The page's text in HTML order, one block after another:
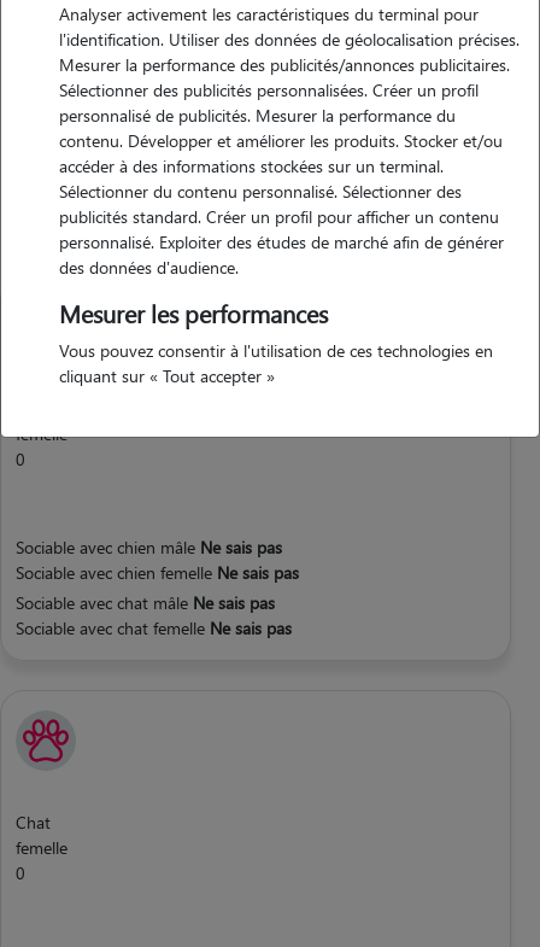
deux chats à la maison, des beaux chat roux, pumkin et marcel... je
me suis également occupé de chat de mes amis. je ne peux pas
prendre les chats à domicile chez moi, mais je peux les garder chez
vous??
Animaux
femelle
0
Sociable avec chien mâle Ne sais pas
Sociable avec chien femelle Ne sais pas
Sociable avec chat mâle Ne sais pas
Sociable avec chat femelle Ne sais pas
Chat
femelle
0
Analyser activement les caractéristiques du terminal pour
l'identification. Utiliser des données de géolocalisation précises.
Mesurer la performance des publicités/annonces publicitaires.
Sélectionner des publicités personnalisées. Créer un profil
personnalisé de publicités. Mesurer la performance du
contenu. Développer et améliorer les produits. Stocker et/ou
accéder à des informations stockées sur un terminal.
Sélectionner du contenu personnalisé. Sélectionner des
publicités standard. Créer un profil pour afficher un contenu
personnalisé. Exploiter des études de marché afin de générer
des données d'audience.
Mesurer les performances
Vous pouvez consentir à l'utilisation de ces technologies en
cliquant sur « Tout accepter »